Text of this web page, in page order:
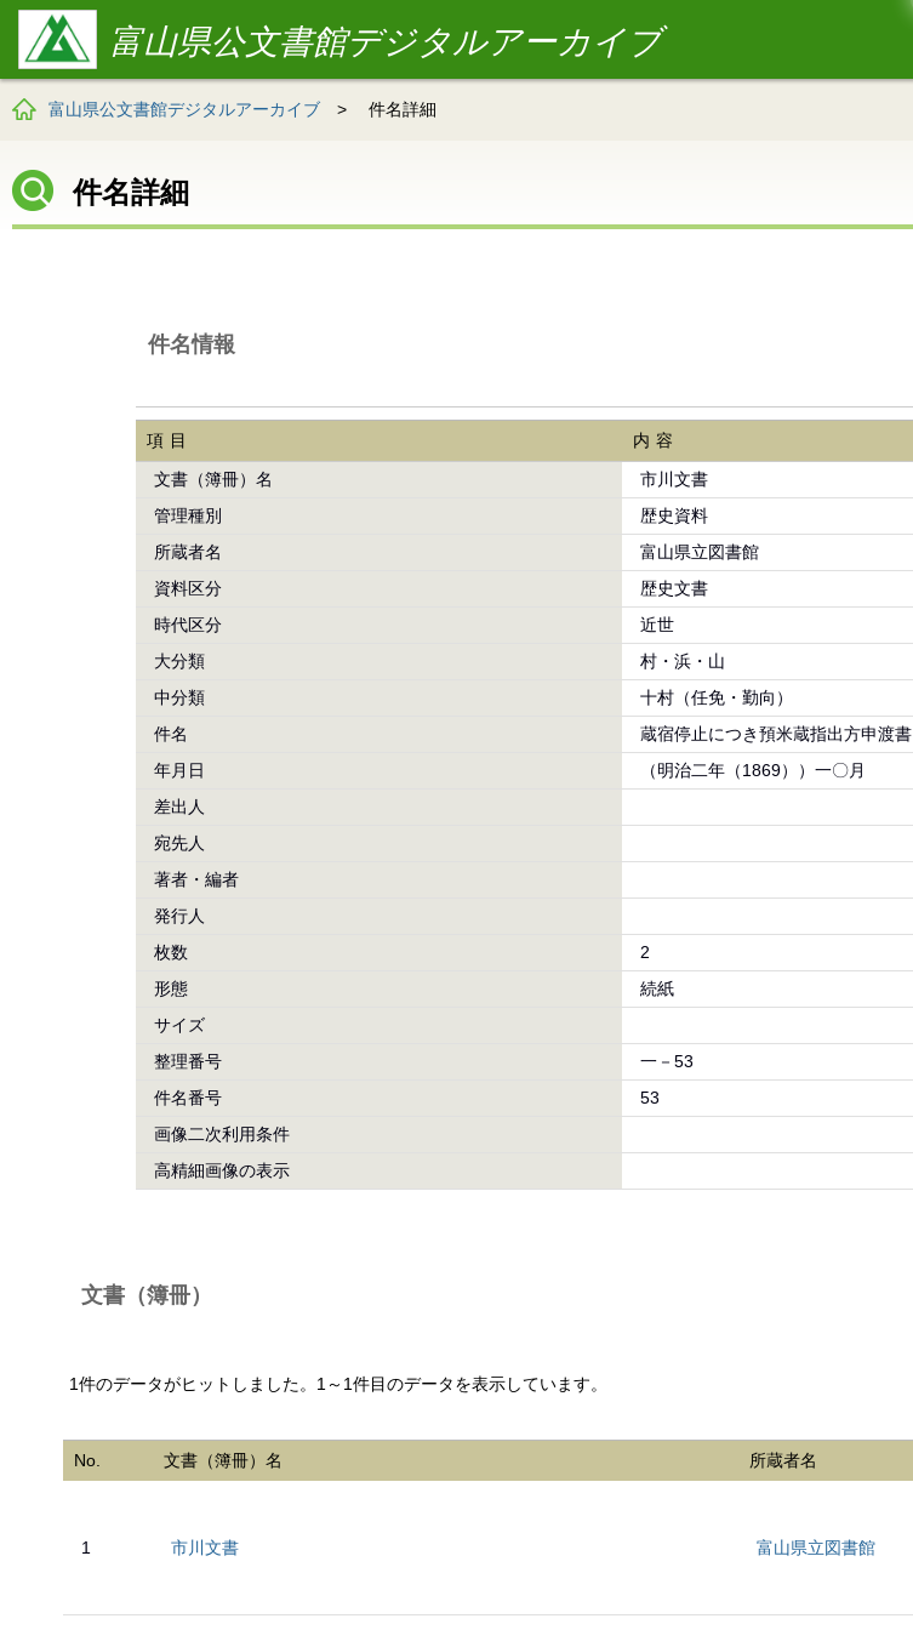
富山県公文書館デジタルアーカイブ
富山県公文書館デジタルアーカイブ > 件名詳細
件名詳細
件名情報
項目
内容
文書（簿冊）名
市川文書
管理種別
歴史資料
所蔵者名
富山県立図書館
資料区分
歴史文書
時代区分
近世
大分類
村・浜・山
中分類
十村（任免・勤向）
件名
蔵宿停止につき預米蔵指出方申渡書
年月日
（明治二年（1869））一〇月
差出人
宛先人
著者・編者
発行人
枚数
2
形態
続紙
サイズ
整理番号
一－53
件名番号
53
画像二次利用条件
高精細画像の表示
文書（簿冊）
1件のデータがヒットしました。1～1件目のデータを表示しています。
No. 文書（簿冊）名 所蔵者名
1 市川文書 富山県立図書館